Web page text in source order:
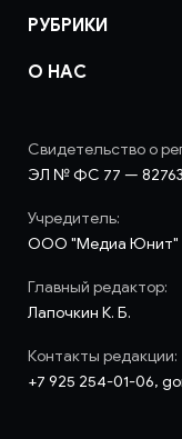
РУБРИКИ
О НАС
Свидетельство о
ЭЛ № ФС 77 — 82763
Учредитель:
ООО "Медиа Юнит"
Главный редактор:
Лапочкин К. Б.
Контакты редакции:
+7 925 254-01-06,